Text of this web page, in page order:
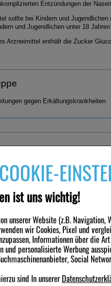
COOKIE-
ist uns wichtig!
unserer Website (z.B. Navigation,
wir Cookies, Pixel und
Informationen über die
personalisierte Werbung
Social
sind In unserer
Entzündungen der
sollte bei Kindern und
und Jugendlichen unter 18
Arzneimittel enthält die Zucker
gegen Erkältungskrankheiten
haben ebenfalls folgende
Schmerztabletten
-80%